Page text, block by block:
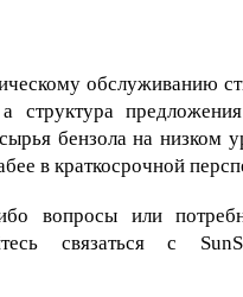
обслуживанию
структура
бензола на низком
в краткосрочной
вопросы или
связаться с